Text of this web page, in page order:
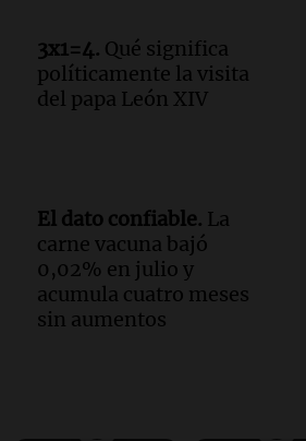
3x1=4. Qué significa
políticamente la visita
del papa León XIV
El dato confiable. La
carne vacuna bajó
0,02% en julio y
acumula cuatro meses
sin aumentos